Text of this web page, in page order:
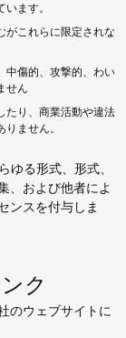
ます。
がこれらに限定されな
中傷的、攻撃的、わい
せん
たり、商業活動や違法
ません。
ゆる形式、形式、
、および他者によ
ンスを付与しま
ク
のウェブサイトに